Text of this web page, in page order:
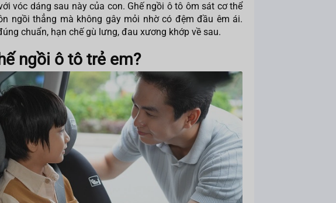
vóc dáng sau này của con. Ghế ngồi ô tô ôm sát cơ thể
ngồi thẳng mà không gây mỏi nhờ có đệm đầu êm ái.
chuẩn, hạn chế gù lưng, đau xương khớp về sau.
ngồi ô tô trẻ em?